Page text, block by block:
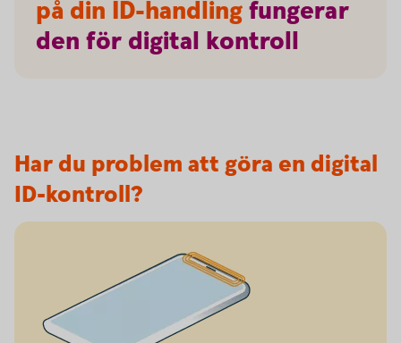
på din ID-handlingfungerar
den för digital kontroll
Har du problem att göra en digital
ID-kontroll?